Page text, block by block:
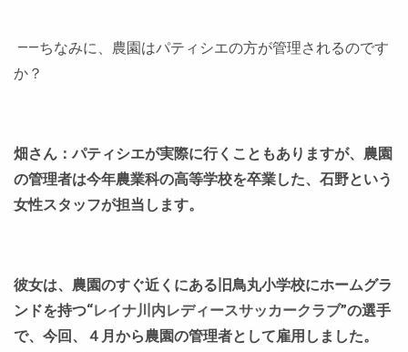
――ちなみに、農園はパティシエの方が管理されるのです
か？
畑さん：パティシエが実際に行くこともありますが、農園
の管理者は今年農業科の高等学校を卒業した、石野という
女性スタッフが担当します。
彼女は、農園のすぐ近くにある旧鳥丸小学校にホームグラ
ンドを持つ“レイナ川内レディースサッカークラブ”の選手
で、今回、４月から農園の管理者として雇用しました。